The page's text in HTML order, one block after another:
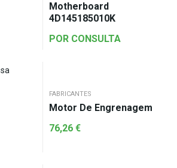
Motherboard
4D145185010K
POR CONSULTA
FABRICANTES
Motor De Engrenagem
76,26 €